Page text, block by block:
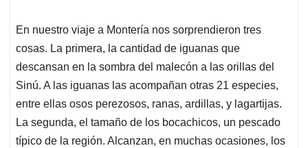
En nuestro viaje a Montería nos sorprendieron tres
cosas. La primera, la cantidad de iguanas que
descansan en la sombra del malecón a las orillas del
Sinú. A las iguanas las acompañan otras 21 especies,
entre ellas osos perezosos, ranas, ardillas, y lagartijas.
La segunda, el tamaño de los bocachicos, un pescado
típico de la región. Alcanzan, en muchas ocasiones, los